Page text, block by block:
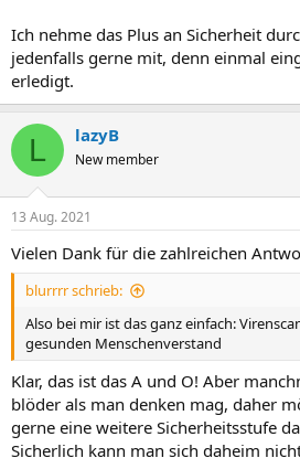
Ich nehme das Plus an Sicherheit
jedenfalls gerne mit, denn einmal
erledigt.
L lazyB
New member
13 Aug. 2021
Vielen Dank für die zahlreichen
blurrrr schrieb:
Also bei mir ist das ganz einfach:
gesunden Menschenverstand
Klar, das ist das A und O! Aber
blöder als man denken mag, daher
gerne eine weitere Sicherheitsstufe
Sicherlich kann man sich daheim